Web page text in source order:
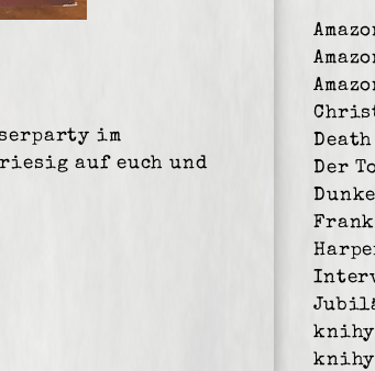
im
auf euch und
Der
knihy
knihy